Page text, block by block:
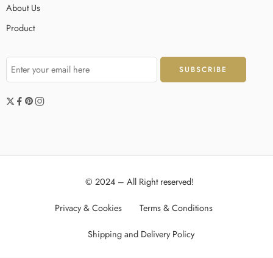
About Us
Product
© 2024 – All Right reserved!
Privacy & Cookies Terms & Conditions
Shipping and Delivery Policy